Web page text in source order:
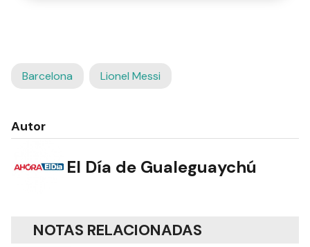
Barcelona Lionel Messi
Autor
El Día de Gualeguaychú
NOTAS RELACIONADAS